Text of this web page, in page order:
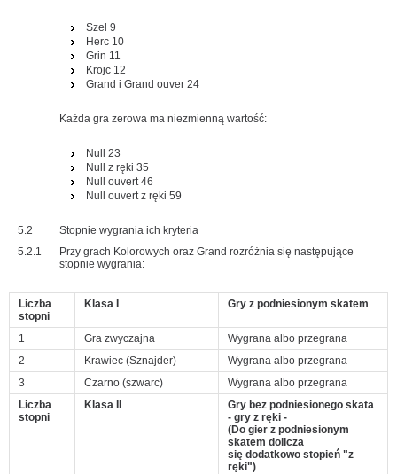
Szel 9
Herc 10
Grin 11
Krojc 12
Grand i Grand ouver 24
Każda gra zerowa ma niezmienną wartość:
Null 23
Null z ręki 35
Null ouvert 46
Null ouvert z ręki 59
5.2
Stopnie wygrania ich kryteria
5.2.1
Przy grach Kolorowych oraz Grand rozróżnia się następujące
stopnie wygrania:
Liczba
stopni
Klasa I Gry z podniesionym skatem
1 Gra zwyczajna
Wygrana albo przegrana
2
Krawiec (Sznajder)
Wygrana albo przegrana
3
Czarno (szwarc)
Wygrana albo przegrana
Liczba
stopni
Klasa II
Gry bez podniesionego skata
- gry z ręki -
(Do gier z podniesionym
skatem dolicza
się dodatkowo stopień "z
ręki")